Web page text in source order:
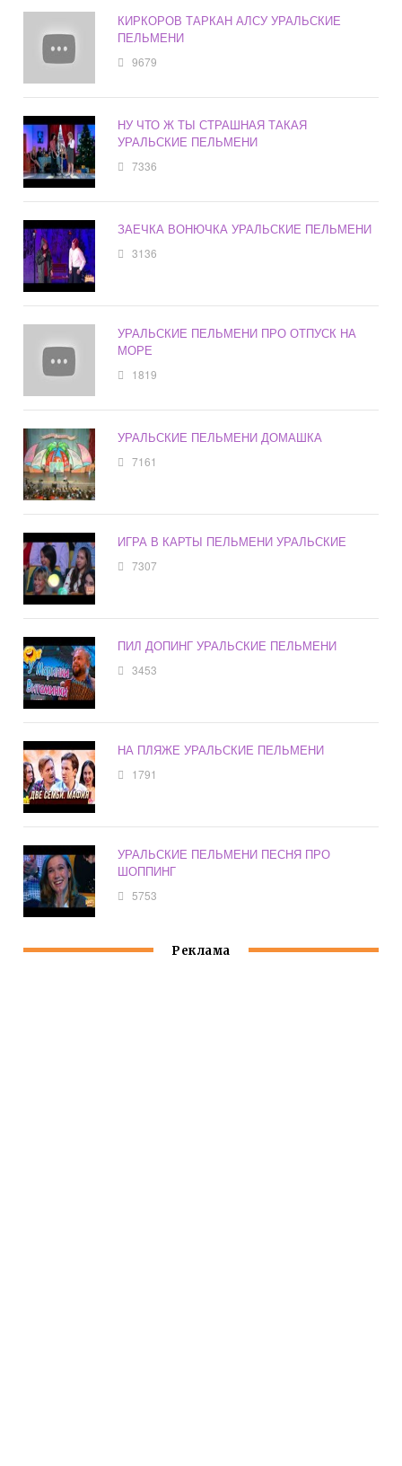
КИРКОРОВ ТАРКАН АЛСУ УРАЛЬСКИЕ
ПЕЛЬМЕНИ
9679
НУ ЧТО Ж ТЫ СТРАШНАЯ ТАКАЯ
УРАЛЬСКИЕ ПЕЛЬМЕНИ
7336
ЗАЕЧКА ВОНЮЧКА УРАЛЬСКИЕ ПЕЛЬМЕНИ
3136
УРАЛЬСКИЕ ПЕЛЬМЕНИ ПРО ОТПУСК НА
МОРЕ
1819
УРАЛЬСКИЕ ПЕЛЬМЕНИ ДОМАШКА
7161
ИГРА В КАРТЫ ПЕЛЬМЕНИ УРАЛЬСКИЕ
7307
ПИЛ ДОПИНГ УРАЛЬСКИЕ ПЕЛЬМЕНИ
3453
НА ПЛЯЖЕ УРАЛЬСКИЕ ПЕЛЬМЕНИ
1791
УРАЛЬСКИЕ ПЕЛЬМЕНИ ПЕСНЯ ПРО
ШОППИНГ
5753
Реклама